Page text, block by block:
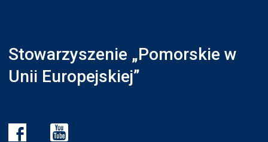
Stowarzyszenie „Pomorskie w
Unii Europejskiej”